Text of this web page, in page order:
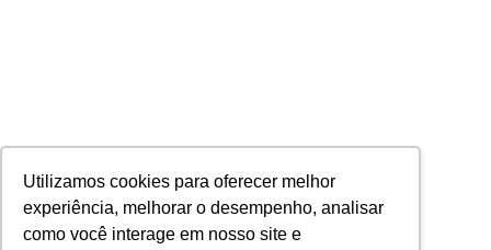
Utilizamos cookies para oferecer melhor
experiência, melhorar o desempenho, analisar
como você interage em nosso site e